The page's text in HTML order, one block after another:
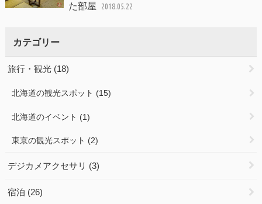
た部屋
2018.05.22
カテゴリー
旅行・観光 (18)
北海道の観光スポット (15)
北海道のイベント (1)
東京の観光スポット (2)
デジカメアクセサリ (3)
宿泊 (26)